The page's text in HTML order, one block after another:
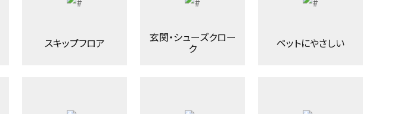
スキップフロア 玄関・シューズクロー
ク ペットにやさしい